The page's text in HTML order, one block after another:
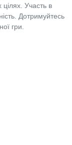
Участь в
Дотримуйтесь
гри.